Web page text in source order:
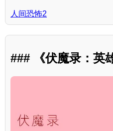
人间恐怖2
### 《伏魔录：英